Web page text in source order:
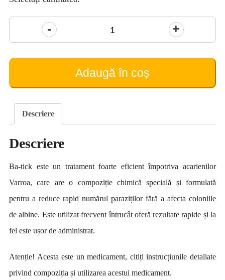
Cantitate
Ba-
tick
Adaugă în coș
Descriere
Descriere
Ba-tick este un tratament foarte eficient împotriva acarienilor
Varroa, care are o compoziție chimică specială și formulată
pentru a reduce rapid numărul paraziților fără a afecta coloniile
de albine. Este utilizat frecvent întrucât oferă rezultate rapide și la
fel este ușor de administrat.
Atenție! Acesta este un medicament, citiți instrucțiunile detaliate
privind compoziția și utilizarea acestui medicament.